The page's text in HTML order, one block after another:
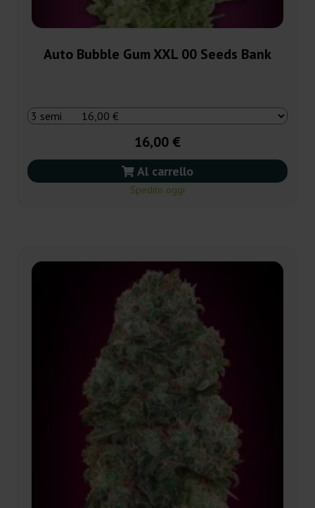
Auto Bubble Gum XXL 00 Seeds Bank
16,00 €
Al carrello
Spedito oggi